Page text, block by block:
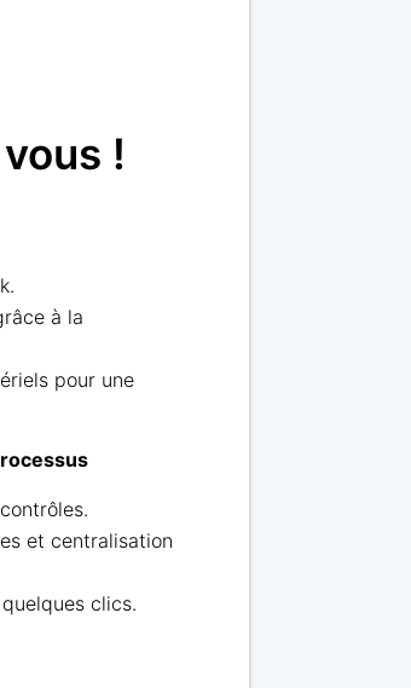
!
à la
pour une
et centralisation
clics.